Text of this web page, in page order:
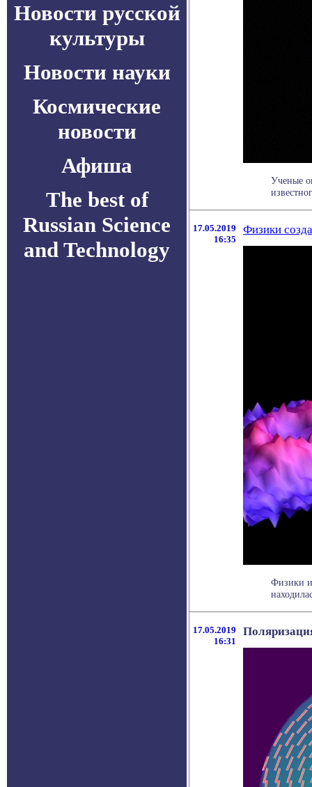
Новости русской
культуры
Новости науки
Космические
новости
Афиша
The best of
Russian Science
and Technology
Ученые
17.05.2019
16:35
Физики
Физики
17.05.2019
16:31